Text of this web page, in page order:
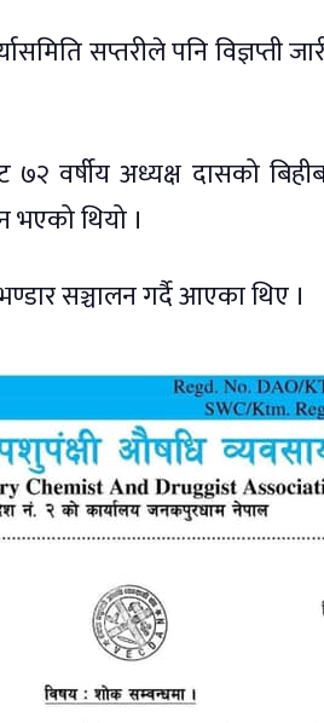
सप्तरीले पनि विज्ञप्ती
वर्षीय अध्यक्ष दासको
भएको थियो ।
सञ्चालन गर्दै आएका थिए ।